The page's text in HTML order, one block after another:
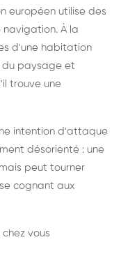
européen utilise des
navigation. À la
d'une habitation
du paysage et
trouve une
intention d'attaque
désorienté : une
peut tourner
cognant aux
vous